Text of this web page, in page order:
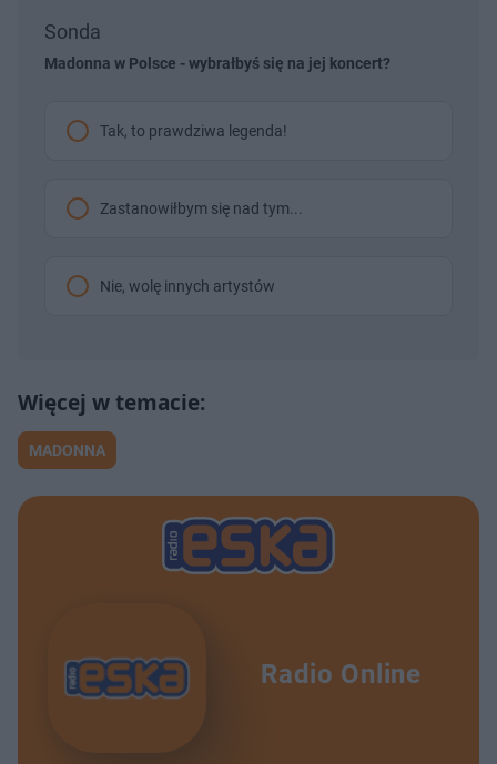
Sonda
Madonna w Polsce - wybrałbyś się na jej koncert?
Tak, to prawdziwa legenda!
Zastanowiłbym się nad tym...
Nie, wolę innych artystów
MADONNA
Radio Online